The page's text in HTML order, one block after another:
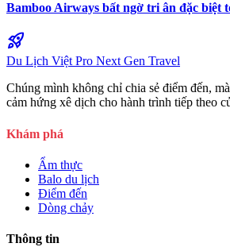
Bamboo Airways bất ngờ tri ân đặc biệt
rocket_launch
Du Lịch Việt Pro Next Gen Travel
Chúng mình không chỉ chia sẻ điểm đến,
cảm hứng xê dịch cho hành trình tiếp theo
Khám phá
Ẩm thực
Balo du lịch
Điểm đến
Dòng chảy
Thông tin